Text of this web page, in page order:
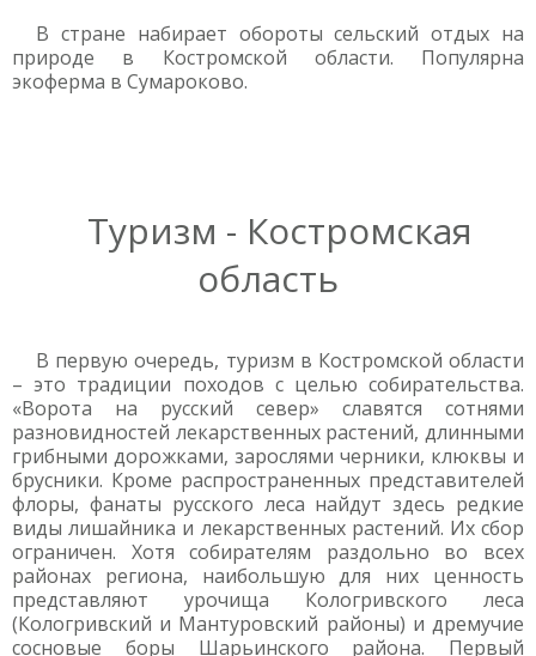
В стране набирает обороты сельский отдых на
природе в Костромской области. Популярна
экоферма в Сумароково.
Туризм - Костромская
область
В первую очередь, туризм в Костромской области
– это традиции походов с целью собирательства.
«Ворота на русский север» славятся сотнями
разновидностей лекарственных растений, длинными
грибными дорожками, зарослями черники, клюквы и
брусники. Кроме распространенных представителей
флоры, фанаты русского леса найдут здесь редкие
виды лишайника и лекарственных растений. Их сбор
ограничен. Хотя собирателям раздольно во всех
районах региона, наибольшую для них ценность
представляют урочища Кологривского леса
(Кологривский и Мантуровский районы) и дремучие
сосновые боры Шарьинского района. Первый